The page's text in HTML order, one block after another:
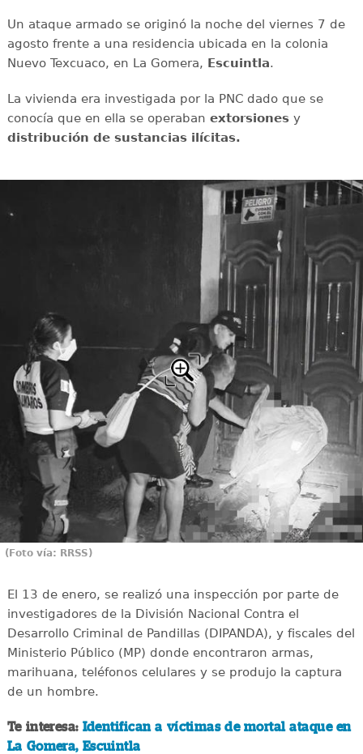
Un ataque armado se originó la noche del viernes 7 de
agosto frente a una residencia ubicada en la colonia
Nuevo Texcuaco, en La Gomera, Escuintla.
La vivienda era investigada por la PNC dado que se
conocía que en ella se operaban extorsionesy
distribución de sustancias ilícitas.
(Foto vía: RRSS)
El 13 de enero, se realizó una inspección por parte de
investigadores de la División Nacional Contra el
Desarrollo Criminal de Pandillas (DIPANDA), y fiscales del
Ministerio Público (MP) donde encontraron armas,
marihuana, teléfonos celulares y se produjo la captura
de un hombre.
Te interesa: Identifican a víctimas de mortal ataque en
La Gomera, Escuintla